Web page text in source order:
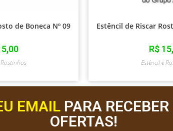
de Boneca Nº 09 Estêncil de Riscar
R$
Estêncil e
EMAILPARA RECEBER
OFERTAS!